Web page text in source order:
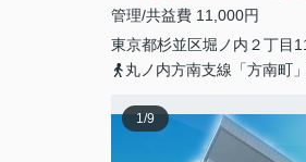
管理/共益費 11,000円
東京都杉並区堀ノ内 ２丁目
丸ノ内方南支線「方南町
1/9